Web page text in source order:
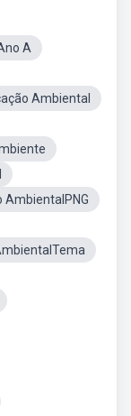
A
Ambiental
AmbientalPNG